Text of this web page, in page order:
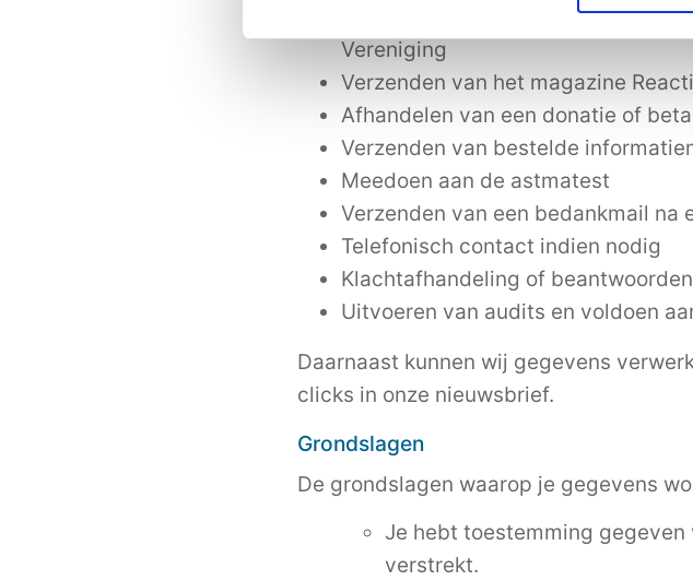
Correspondentie per e-mail over
Vereniging
Verzenden van het magazine
Afhandelen van een donatie of
Verzenden van bestelde
Meedoen aan de astmatest
Verzenden van een bedankmail na
Telefonisch contact indien nodig
Klachtafhandeling of
Uitvoeren van audits en voldoen
Daarnaast kunnen wij gegevens
clicks in onze nieuwsbrief.
Grondslagen
De grondslagen waarop je gegevens
Je hebt toestemming
verstrekt.